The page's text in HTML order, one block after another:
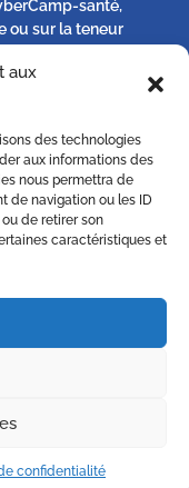
aux
des technologies
aux informations des
nous permettra de
de navigation ou les ID
de retirer son
caractéristiques et
confidentialité
santé,
ou sur la teneur
:
qu’il jugerait
atteinte au
écrite à